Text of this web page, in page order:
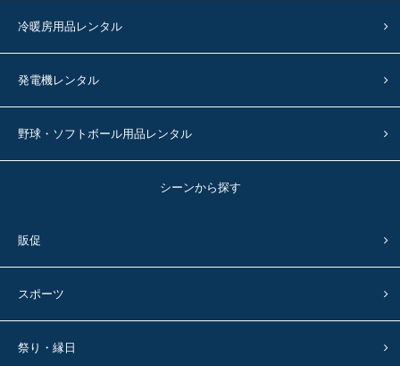
冷暖房用品レンタル
発電機レンタル
野球・ソフトボール用品レンタル
シーンから探す
販促
スポーツ
祭り・縁日